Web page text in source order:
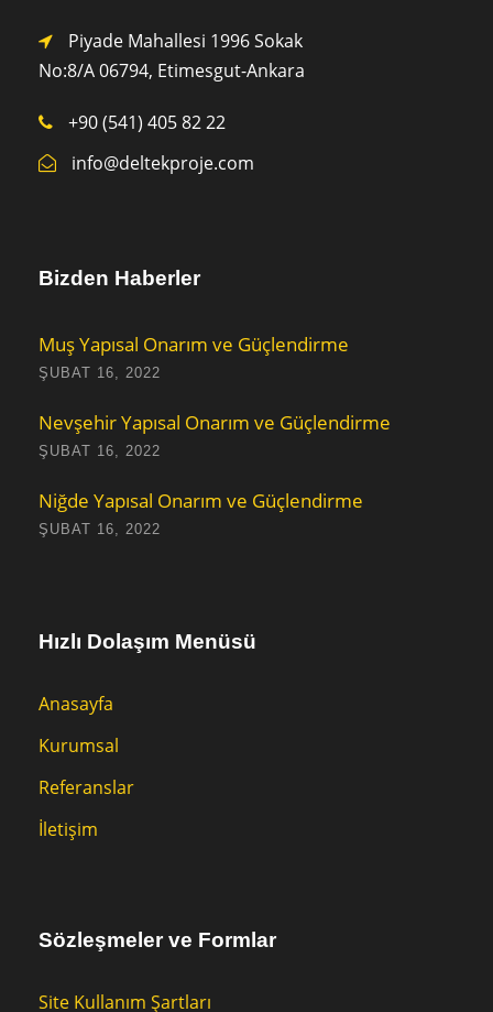
Piyade Mahallesi 1996 Sokak
No:8/A 06794, Etimesgut-Ankara
+90 (541) 405 82 22
info@deltekproje.com
Bizden Haberler
Muş Yapısal Onarım ve Güçlendirme
ŞUBAT 16, 2022
Nevşehir Yapısal Onarım ve Güçlendirme
ŞUBAT 16, 2022
Niğde Yapısal Onarım ve Güçlendirme
ŞUBAT 16, 2022
Hızlı Dolaşım Menüsü
Anasayfa
Kurumsal
Referanslar
İletişim
Sözleşmeler ve Formlar
Site Kullanım Şartları